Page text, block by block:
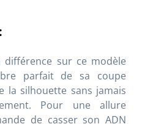
sur ce modèle
parfait de sa coupe
la silhouette sans jamais
Pour une allure
de casser son ADN